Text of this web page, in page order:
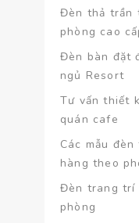
Đèn thả trần
phòng cao
Đèn bàn đặt
ngủ Resort
Tư vấn thiết
quán cafe
Các mẫu
hàng theo
Đèn trang trí
phòng